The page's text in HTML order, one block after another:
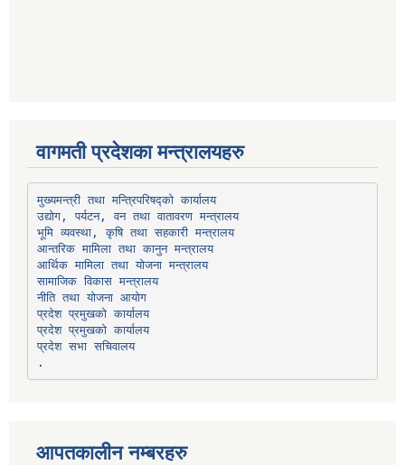
वागमती प्रदेशका मन्त्रालयहरु
मुख्यमन्त्री तथा मन्त्रिपरिषद्को कार्यालय
उद्योग, पर्यटन, वन तथा वातावरण मन्त्रालय
भूमि व्यवस्था, कृषि तथा सहकारी मन्त्रालय
आन्तरिक मामिला तथा कानुन मन्त्रालय
आर्थिक मामिला तथा योजना मन्त्रालय
सामाजिक विकास मन्त्रालय
नीति तथा योजना आयोग
प्रदेश प्रमुखको कार्यालय
प्रदेश प्रमुखको कार्यालय
प्रदेश सभा सचिवालय
आपतकालीन नम्बरहरु